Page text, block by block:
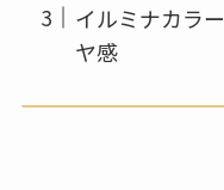
イルミナカラ
ヤ感